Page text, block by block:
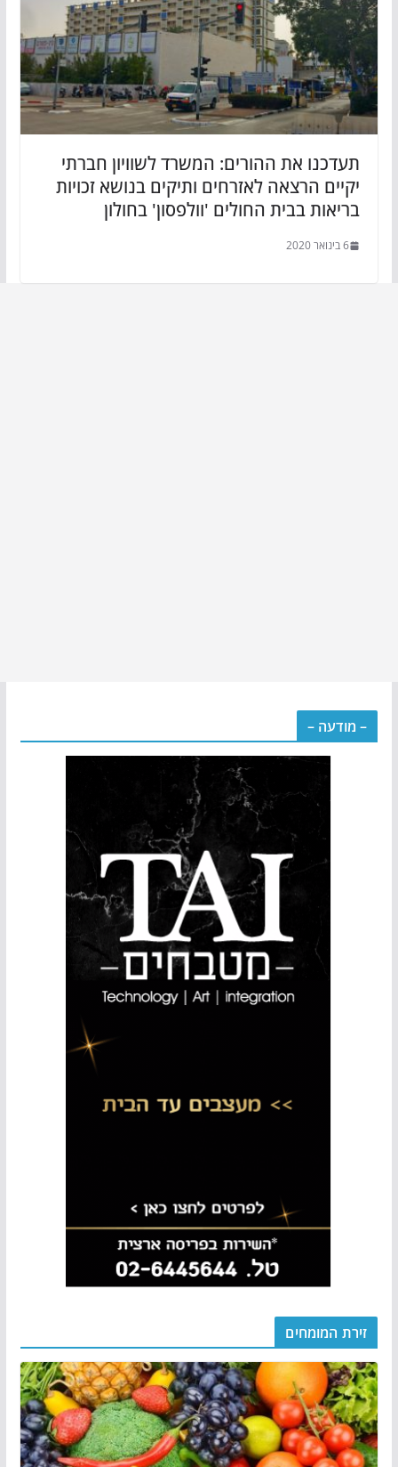
תעדכנו את ההורים: המשרד לשוויון חברתי
יקיים הרצאה לאזרחים ותיקים בנושא זכויות
בריאות בבית החולים 'וולפסון' בחולון
6 בינואר 2020
– מודעה –
זירת המומחים